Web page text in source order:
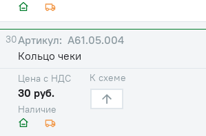
30
А61.05.004
Кольцо чеки
Наличие
Цена с НДС
30 руб.
К схеме